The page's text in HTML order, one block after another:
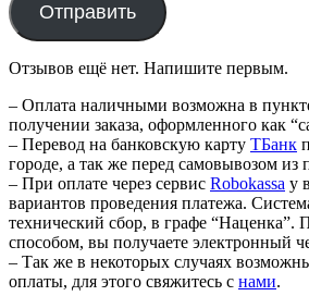
Отправить
Отзывов ещё нет. Напишите первым.
– Оплата наличными возможна в
получении заказа, оформленного как
– Перевод на банковскую карту TБанк
городе, а так же перед самовывозом из
– При оплате через сервис Robokassa у
вариантов проведения платежа.
технический сбор, в графе “Наценка”.
способом, вы получаете электронный
– Так же в некоторых случаях
оплаты, для этого свяжитесь с нами.